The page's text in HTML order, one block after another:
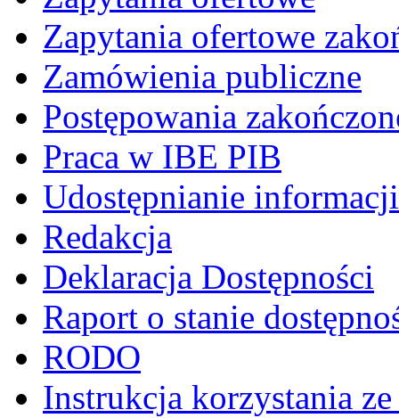
Zapytania ofertowe
Zamówienia publiczne
Postępowania
Praca w IBE PIB
Udostępnianie informacji
Redakcja
Deklaracja Dostępności
Raport o stanie
RODO
Instrukcja korzystania